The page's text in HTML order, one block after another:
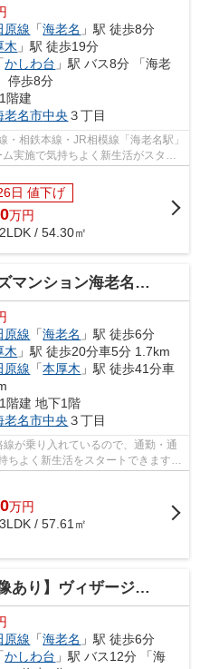
原線 「海老名 」駅 徒歩8分
木 」駅 徒歩19分
「かしわ台 」駅 バス8分 「海老
停歩8分
階建
老名市中央 ３丁目
相鉄本線・JR相模線「海老名駅」
実施で気持ちよく新生活がスター
日 値下げ
万円
/ 54.30㎡
ンション海老名第2
原線 「海老名 」駅 徒歩6分
木 」駅 徒歩20分車5分 1.7km
原線 「本厚木 」駅 徒歩41分車
階建 地下1階
老名市中央 ３丁目
線が乗り入れているので、通勤・通
よく新生活をスタートできますよ
万円
/ 57.61㎡
り】ヴィザージュ海老名
原線 「海老名 」駅 徒歩6分
「かしわ台 」駅 バス12分 「海